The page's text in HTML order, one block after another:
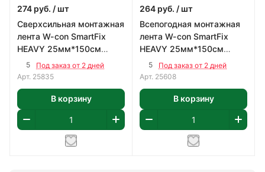
274 руб. / шт
Сверхсильная монтажная
лента W-con SmartFix
HEAVY 25мм*150см
прозрачная
5
Под заказ от 2 дней
Арт. 25835
В корзину
264 руб. / шт
Всепогодная монтажная
лента W-con SmartFix
HEAVY 25мм*150см
серая SFV2515G
5
Под заказ от 2 дней
Арт. 25608
В корзину